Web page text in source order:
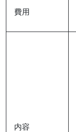
費用
内容